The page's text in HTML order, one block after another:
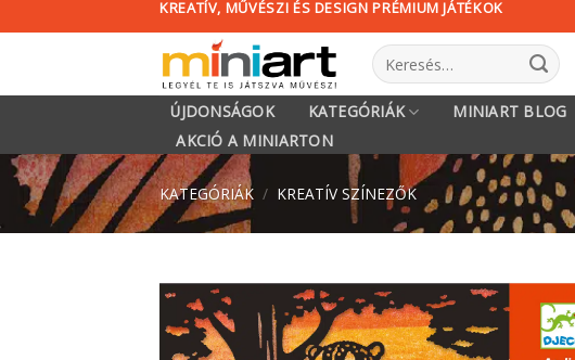
KREATÍV, MŰVÉSZI ÉS DESIGN PRÉMIUM JÁTÉKOK
Keresés
a
következőre:
ÚJDONSÁGOK KATEGÓRIÁK MINIART BLOG
AKCIÓ A MINIARTON
KATEGÓRIÁK / KREATÍV SZÍNEZŐK